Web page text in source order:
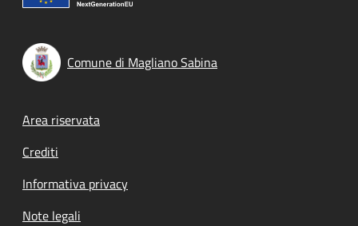
Comune di Magliano Sabina
Footer menu
Area riservata
Crediti
Informativa privacy
Note legali